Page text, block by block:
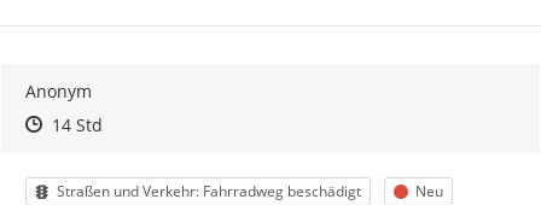
Anonym
Zeitpunkt des Erstellens
Zeitpunkt des Erstellens
14 StdZur Äußerung
Kategorie
Straßen und Verkehr: Fahrradweg beschädigt Status
Neu